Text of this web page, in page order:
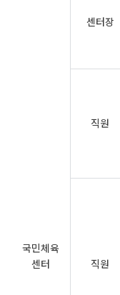
국민체육
센터
센터장
직원
직원